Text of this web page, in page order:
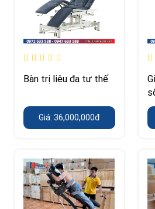
Bàn trị liệu đa tư thế
Giá: 36,000,000đ